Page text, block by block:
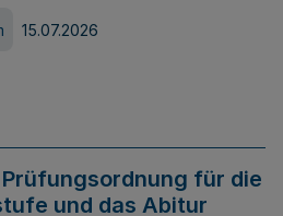
15.07.2026
für die
und das Abitur